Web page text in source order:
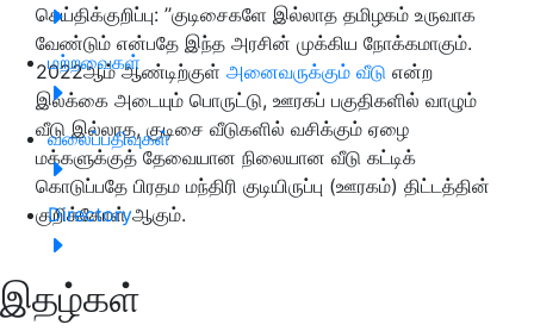
மற்றவைகள்
வலைப்பதிவுகள்
Directory
இதழ்கள்
செய்திக்குறிப்பு: ’’குடிசைகளே இல்லாத தமிழகம் உருவாக
வேண்டும் என்பதே இந்த அரசின் முக்கிய நோக்கமாகும்.
2022ஆம் ஆண்டிற்குள் அனைவருக்கும் வீடு என்ற
இலக்கை அடையும் பொருட்டு, ஊரகப் பகுதிகளில் வாழும்
வீடு இல்லாத, குடிசை வீடுகளில் வசிக்கும் ஏழை
மக்களுக்குத் தேவையான நிலையான வீடு கட்டிக்
கொடுப்பதே பிரதம மந்திரி குடியிருப்பு (ஊரகம்) திட்டத்தின்
குறிக்கோள் ஆகும்.